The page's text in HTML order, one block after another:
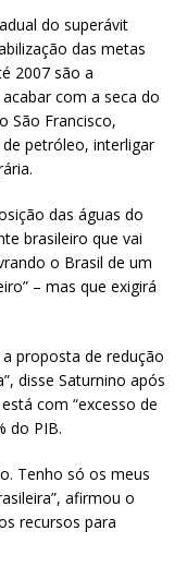
do superávit
das metas
2007 são a
com a seca do
São Francisco,
petróleo, interligar
das águas do
brasileiro que vai
o Brasil de um
– mas que exigirá
proposta de redução
disse Saturnino após
com “excesso de
do PIB.
Tenho só os meus
afirmou o
recursos para